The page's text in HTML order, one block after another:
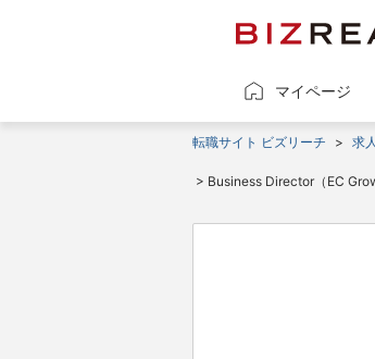
マイページ
転職サイト ビズリーチ > 求
> Business Director（EC